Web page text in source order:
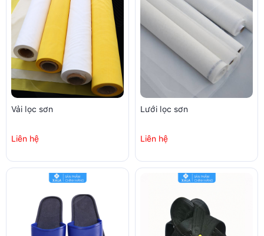
Vải lọc sơn
Liên hệ
Lưới lọc sơn
Liên hệ